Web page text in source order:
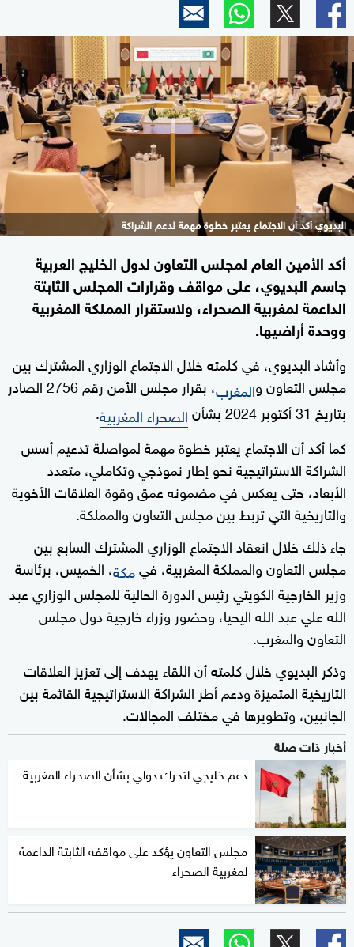
البديوي أكد أن الاجتماع يعتبر خطوة مهمة لدعم الشراكة
أكد الأمين العام لمجلس التعاون لدول الخليج العربية
جاسم البديوي، على مواقف وقرارات المجلس الثابتة
الداعمة لمغربية الصحراء، ولاستقرار المملكة المغربية
ووحدة أراضيها.
وأشاد البديوي، في كلمته خلال الاجتماع الوزاري المشترك بين
مجلس التعاون والمغرب
، بقرار مجلس الأمن رقم 2756 الصادر
بتاريخ 31 أكتوبر 2024 بشأن
الصحراء المغربية.
كما أكد أن الاجتماع يعتبر خطوة مهمة لمواصلة تدعيم أسس
الشراكة الاستراتيجية نحو إطار نموذجي وتكاملي، متعدد
الأبعاد، حتى يعكس في مضمونه عمق وقوة العلاقات الأخوية
والتاريخية التي تربط بين مجلس التعاون والمملكة.
جاء ذلك خلال انعقاد الاجتماع الوزاري المشترك السابع بين
مجلس التعاون والمملكة المغربية، فيمكة، الخميس، برئاسة
وزير الخارجية الكويتي رئيس الدورة الحالية للمجلس الوزاري عبد
الله علي عبد الله اليحيا، وحضور وزراء خارجية دول مجلس
التعاون والمغرب.
وذكر البديوي خلال كلمته أن اللقاء يهدف إلى تعزيز العلاقات
التاريخية المتميزة ودعم أطر الشراكة الاستراتيجية القائمة بين
الجانبين، وتطويرها في مختلف المجالات.
أخبار ذات صلة
دعم خليجي لتحرك دولي بشأن الصحراء المغربية
مجلس التعاون يؤكد على مواقفه الثابتة الداعمة
لمغربية الصحراء